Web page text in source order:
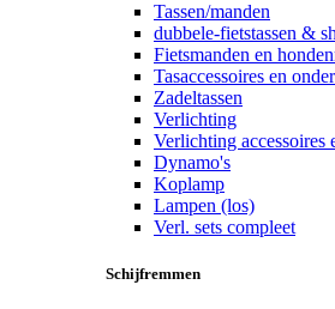
Tassen/manden
dubbele-fietstassen &
Fietsmanden en
Tasaccessoires en
Zadeltassen
Verlichting
Verlichting accessoires
Dynamo's
Koplamp
Lampen (los)
Verl. sets compleet
Schijfremmen